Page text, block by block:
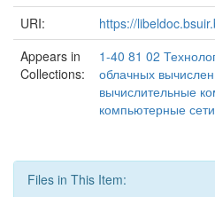
URI:
https://
Appears in
Collections:
1-40 81 02
облачных
вычислительные
компьютерные
Files in This Item: